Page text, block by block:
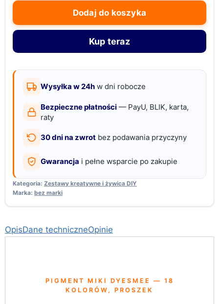
miki
dyesmee
18
do
żywicy
świec
Dodaj do koszyka
Kup teraz
Wysyłka w 24h w dni robocze
Bezpieczne płatności — PayU, BLIK, karta,
raty
30 dni na zwrot bez podawania przyczyny
Gwarancja i pełne wsparcie po zakupie
Kategoria: Zestawy kreatywne i żywica DIY
Marka: bez marki
OpisDane techniczneOpinie
PIGMENT MIKI DYESMEE — 18
KOLORÓW, PROSZEK